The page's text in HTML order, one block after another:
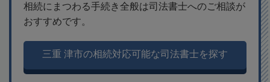
相続にまつわる手続き全般は司法書士へのご相談が
おすすめです。
三重 津市の相続対応可能な司法書士を探す